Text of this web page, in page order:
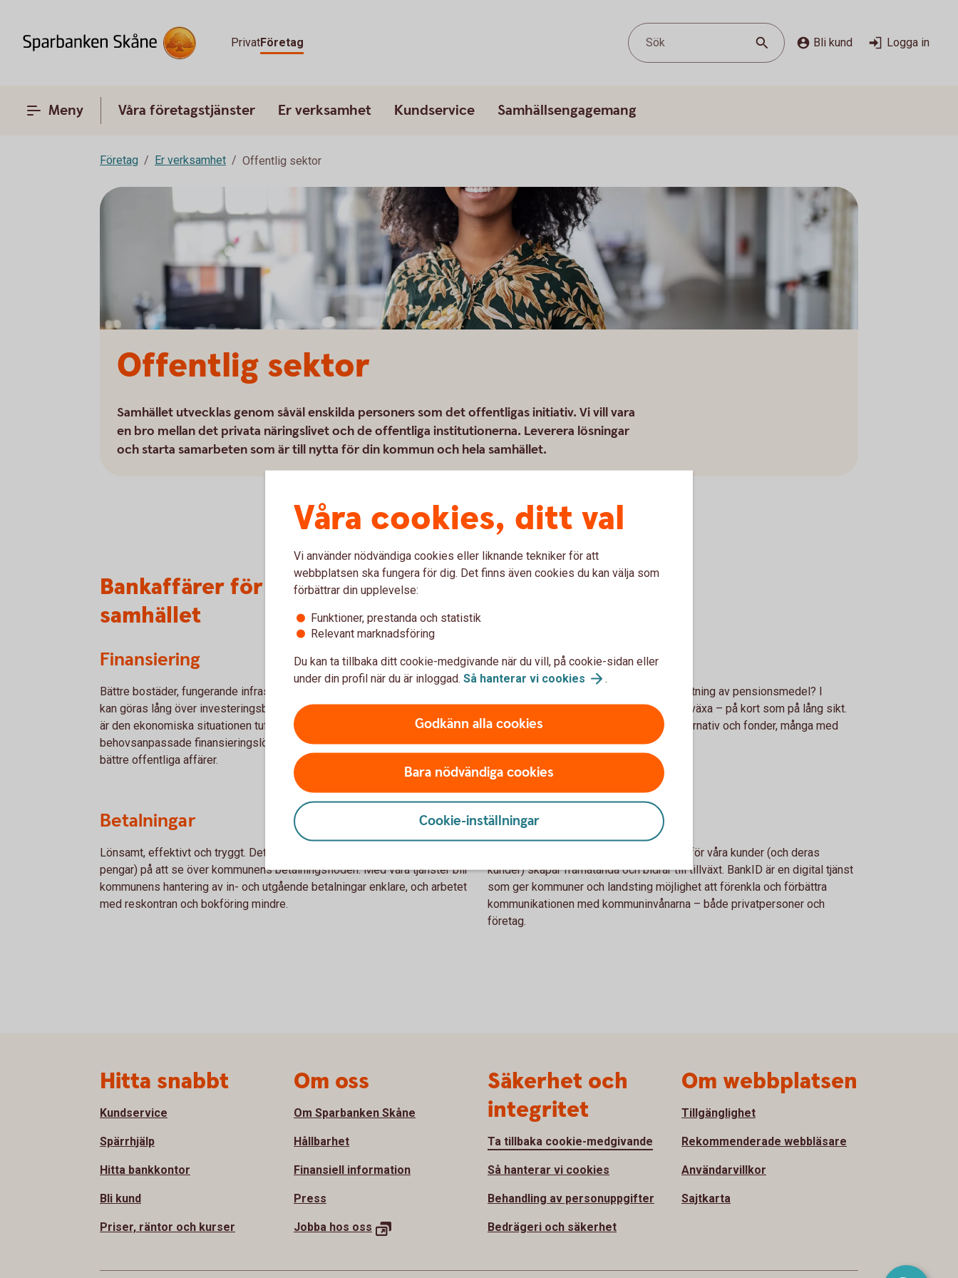
PrivatFöretag Sök Bli kund Logga in
Meny Våra företagstjänster Er verksamhet Kundservice Samhällsengagemang
Företag Er verksamhet Offentlig sektor
Offentlig sektor
Samhället utvecklas genom såväl enskilda personers som det offentligas initiativ. Vi vill vara
en bro mellan det privata näringslivet och de offentliga institutionerna. Leverera lösningar
och starta samarbeten som är till nytta för din kommun och hela samhället.
Bankaffärer för offentlig sektor – en positiv kraft i
samhället
Finansiering
Bättre bostäder, fungerande infrastruktur. Vård, omsorg och skolor. Listan
kan göras lång över investeringsbehoven i Sveriges kommuner. Samtidigt
är den ekonomiska situationen tuff. Med våra smarta och
behovsanpassade finansieringslösningar skapar du rätt förutsättningar för
bättre offentliga affärer.
Placeringar
Tillfälliga överskott eller långsiktig förvaltning av pensionsmedel? I
offentlig sektor finns kapital som måste växa – på kort som på lång sikt.
Vi har ett komplett urval av placeringsalternativ och fonder, många med
särskild etik- och miljöinriktning.
Betalningar
Lönsamt, effektivt och tryggt. Det finns mycket att tjäna (både tid och
pengar) på att se över kommunens betalningsflöden. Med våra tjänster blir
kommunens hantering av in- och utgående betalningar enklare, och arbetet
med reskontran och bokföring mindre.
Digitala tjänster
Nya lösningar som gör vardagen enklare för våra kunder (och deras
kunder) skapar framåtanda och bidrar till tillväxt. BankID är en digital tjänst
som ger kommuner och landsting möjlighet att förenkla och förbättra
kommunikationen med kommuninvånarna – både privatpersoner och
företag.
Våra cookies, ditt val
Vi använder nödvändiga cookies eller liknande tekniker för att
webbplatsen ska fungera för dig. Det finns även cookies du kan välja som
förbättrar din upplevelse:
Funktioner, prestanda och statistik
Relevant marknadsföring
Du kan ta tillbaka ditt cookie-medgivande när du vill, på cookie-sidan eller
under din profil när du är inloggad. Så hanterar vi cookies .
Godkänn alla cookies
Bara nödvändiga cookies
Cookie-inställningar
Hitta snabbt
Kundservice
Spärrhjälp
Hitta bankkontor
Bli kund
Priser, räntor och kurser
Om oss
Om Sparbanken Skåne
Hållbarhet
Finansiell information
Press
Jobba hos oss
Säkerhet och
integritet
Ta tillbaka cookie-medgivande
Så hanterar vi cookies
Behandling av personuppgifter
Bedrägeri och säkerhet
Om webbplatsen
Tillgänglighet
Rekommenderade webbläsare
Användarvillkor
Sajtkarta